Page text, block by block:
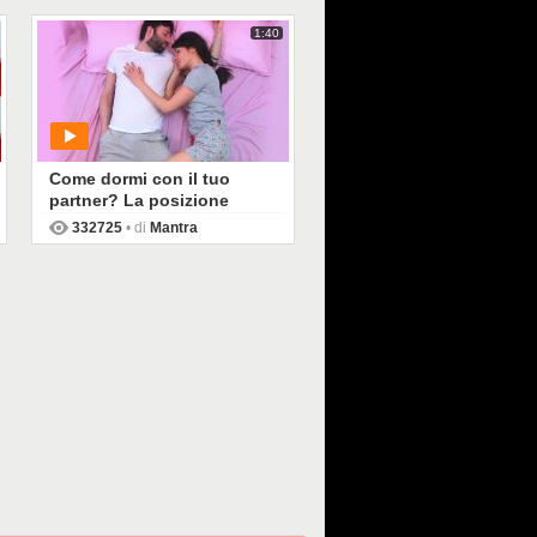
1:40
Come dormi con il tuo
partner? La posizione
rivela molto sul vostro
rapporto
332725 • di Mantra